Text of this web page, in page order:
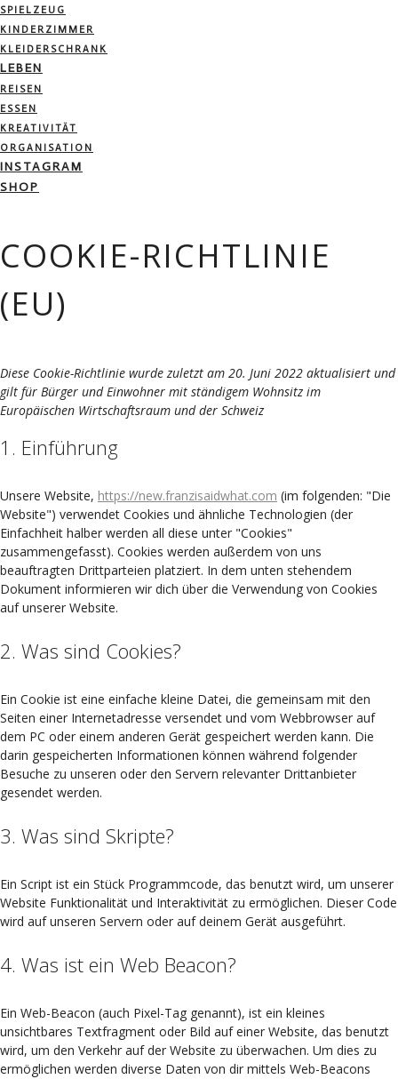
SPIELZEUG
KINDERZIMMER
KLEIDERSCHRANK
LEBEN
REISEN
ESSEN
KREATIVITÄT
ORGANISATION
INSTAGRAM
SHOP
COOKIE-RICHTLINIE
(EU)
Diese Cookie-Richtlinie wurde zuletzt am 20. Juni 2022 aktualisiert und
gilt für Bürger und Einwohner mit ständigem Wohnsitz im
Europäischen Wirtschaftsraum und der Schweiz
1. Einführung
Unsere Website, https://new.franzisaidwhat.com (im folgenden: "Die
Website") verwendet Cookies und ähnliche Technologien (der
Einfachheit halber werden all diese unter "Cookies"
zusammengefasst). Cookies werden außerdem von uns
beauftragten Drittparteien platziert. In dem unten stehendem
Dokument informieren wir dich über die Verwendung von Cookies
auf unserer Website.
2. Was sind Cookies?
Ein Cookie ist eine einfache kleine Datei, die gemeinsam mit den
Seiten einer Internetadresse versendet und vom Webbrowser auf
dem PC oder einem anderen Gerät gespeichert werden kann. Die
darin gespeicherten Informationen können während folgender
Besuche zu unseren oder den Servern relevanter Drittanbieter
gesendet werden.
3. Was sind Skripte?
Ein Script ist ein Stück Programmcode, das benutzt wird, um unserer
Website Funktionalität und Interaktivität zu ermöglichen. Dieser Code
wird auf unseren Servern oder auf deinem Gerät ausgeführt.
4. Was ist ein Web Beacon?
Ein Web-Beacon (auch Pixel-Tag genannt), ist ein kleines
unsichtbares Textfragment oder Bild auf einer Website, das benutzt
wird, um den Verkehr auf der Website zu überwachen. Um dies zu
ermöglichen werden diverse Daten von dir mittels Web-Beacons